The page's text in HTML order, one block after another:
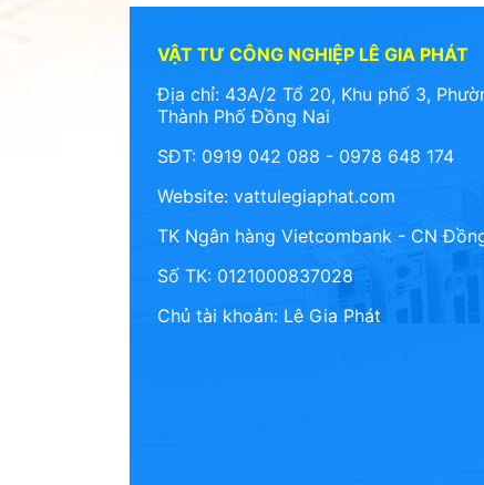
VẬT TƯ CÔNG NGHIỆP LÊ GIA PHÁT
Địa chỉ: 43A/2 Tổ 20, Khu phố 3,
Thành Phố Đồng Nai
SĐT: 0919 042 088 - 0978 648 174
Website: vattulegiaphat.com
TK Ngân hàng Vietcombank - CN
Số TK: 0121000837028
Chủ tài khoản: Lê Gia Phát